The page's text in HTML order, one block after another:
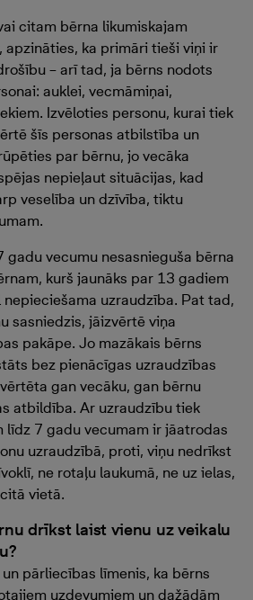
citam bērna likumiskajam
apzināties, ka primāri tieši viņi ir
– arī tad, ja bērns nodots
auklei, vecmāmiņai,
Izvēloties personu, kurai tiek
šīs personas atbilstība un
par bērnu, jo vecāka
nepieļaut situācijas, kad
veselība un dzīvība, tiktu
gadu vecumu nesasnieguša bērna
kurš jaunāks par 13 gadiem
nepieciešama uzraudzība. Pat tad,
sasniedzis, jāizvērtē viņa
pakāpe. Jo mazākais bērns
bez pienācīgas uzraudzības
gan vecāku, gan bērnu
atbildība. Ar uzraudzību tiek
līdz 7 gadu vecumam ir jāatrodas
uzraudzībā, proti, viņu nedrīkst
ne rotaļu laukumā, ne uz ielas,
vietā.
drīkst laist vienu uz veikalu
pārliecības līmenis, ka bērns
uzdevumiem un dažādām